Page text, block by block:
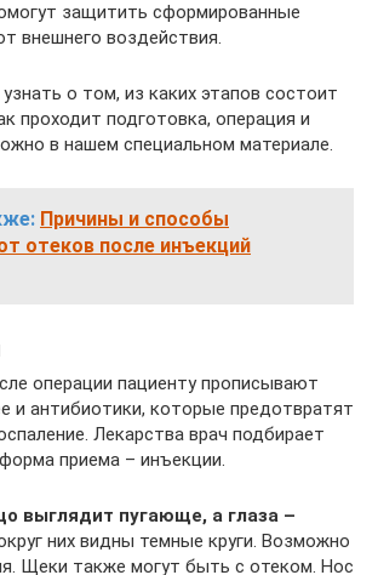
защитить сформированные
внешнего воздействия.
о том, из каких этапов состоит
проходит подготовка, операция и
в нашем специальном материале.
Причины и способы
отеков после инъекций
операции пациенту прописывают
и антибиотики, которые предотвратят
Лекарства врач подбирает
приема – инъекции.
выглядит пугающе, а глаза –
них видны темные круги. Возможно
Щеки также могут быть с отеком. Нос